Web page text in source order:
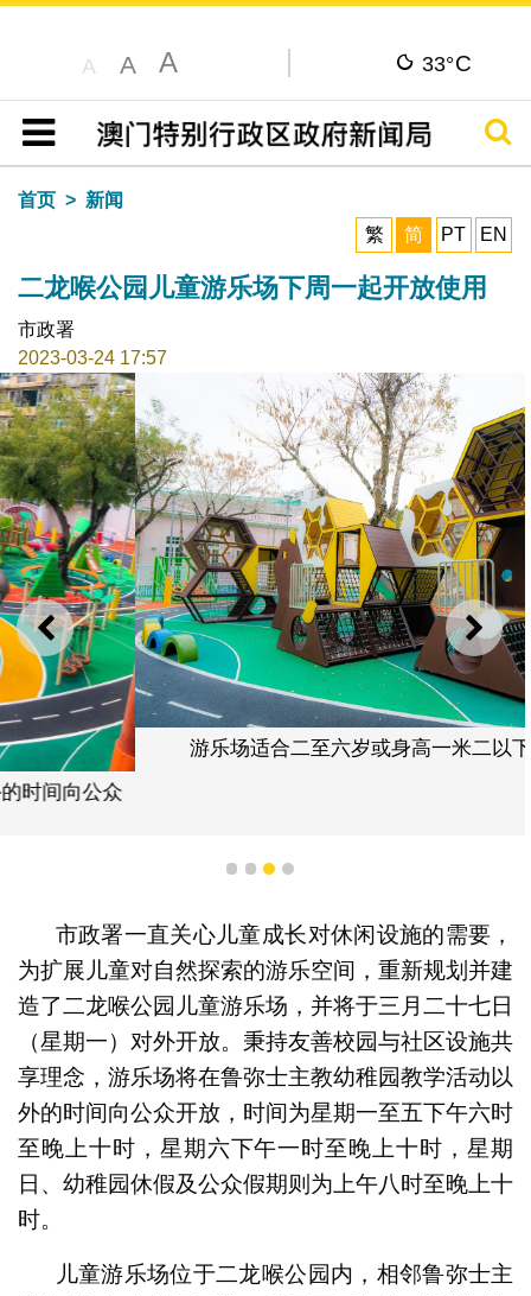
A A A 33°C
目录
搜寻
首页
新闻
繁
简 PT EN
二龙喉公园儿童游乐场下周一起开放使用
市政署
2023-03-24 17:57
上一则 下一
游乐场适合二至六岁或身高一米二以下儿童游玩
1 2 3 4
市政署一直关心儿童成长对休闲设施的需要，
为扩展儿童对自然探索的游乐空间，重新规划并建
造了二龙喉公园儿童游乐场，并将于三月二十七日
（星期一）对外开放。秉持友善校园与社区设施共
享理念，游乐场将在鲁弥士主教幼稚园教学活动以
外的时间向公众开放，时间为星期一至五下午六时
至晚上十时，星期六下午一时至晚上十时，星期
日、幼稚园休假及公众假期则为上午八时至晚上十
时。
儿童游乐场位于二龙喉公园内，相邻鲁弥士主